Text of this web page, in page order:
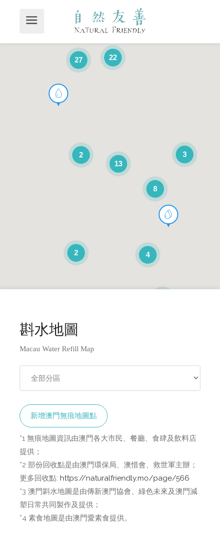
4
27
15
3
13
2
8
22
2
斟水地圖
Macau Water Refill Map
新增澳門無痕地圖點
*1 無痕地圖資訊由澳門各大市民、餐廳、食肆及飲料店
提供；
*2 部份回收點是由澳門環保局、澳惜會、救世軍主辦；
更多回收點: https://naturalfriendly.mo/page/566
*3 澳門斟水地圖是由傳新澳門協會、綠色未來及澳門減
塑日常共同製作及提供；
*4 素食地圖是由澳門愛素食提供。